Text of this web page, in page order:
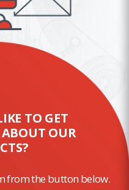
TO GET
OUR
from the button below.